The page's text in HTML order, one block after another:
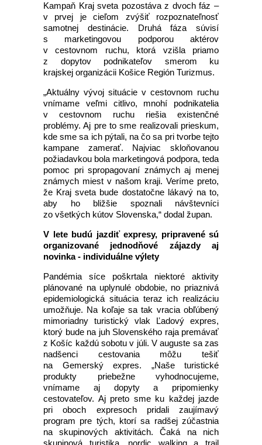
Kampaň Kraj sveta pozostáva z dvoch fáz –
v prvej je cieľom zvýšiť rozpoznateľnosť
samotnej destinácie. Druhá fáza súvisí
s marketingovou podporou aktérov
v cestovnom ruchu, ktorá vzišla priamo
z dopytov podnikateľov smerom ku
krajskej organizácii Košice Región Turizmus.
„Aktuálny vývoj situácie v cestovnom ruchu
vnímame veľmi citlivo, mnohí podnikatelia
v cestovnom ruchu riešia existenčné
problémy. Aj pre to sme realizovali prieskum,
kde sme sa ich pýtali, na čo sa pri tvorbe tejto
kampane zamerať. Najviac skloňovanou
požiadavkou bola marketingová podpora, teda
pomoc pri spropagovaní známych aj menej
známych miest v našom kraji. Veríme preto,
že Kraj sveta bude dostatočne lákavý na to,
aby ho bližšie spoznali návštevníci
zo všetkých kútov Slovenska,“ dodal župan.
V lete budú jazdiť expresy, pripravené sú
organizované jednodňové zájazdy aj
novinka - individuálne výlety
Pandémia síce poškrtala niektoré aktivity
plánované na uplynulé obdobie, no priaznivá
epidemiologická situácia teraz ich realizáciu
umožňuje. Na koľaje sa tak vracia obľúbený
mimoriadny turistický vlak Ľadový expres,
ktorý bude na juh Slovenského raja premávať
z Košíc každú sobotu v júli. V auguste sa zas
nadšenci cestovania môžu tešiť
na Gemerský expres. „Naše turistické
produkty priebežne vyhodnocujeme,
vnímame aj dopyty a pripomienky
cestovateľov. Aj preto sme ku každej jazde
pri oboch expresoch pridali zaujímavý
program pre tých, ktorí sa radšej zúčastnia
na skupinových aktivitách. Čaká na nich
skupinová turistika, nordic walking a trail